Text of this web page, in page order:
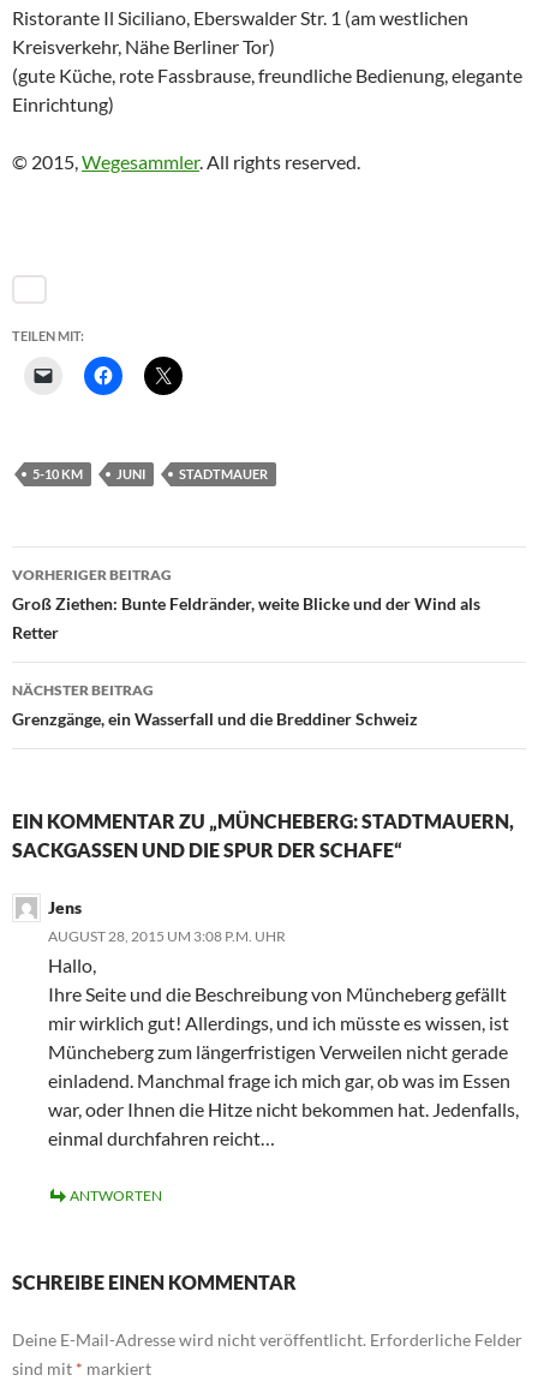
Ristorante Il Siciliano, Eberswalder Str. 1 (am westlichen
Kreisverkehr, Nähe Berliner Tor)
(gute Küche, rote Fassbrause, freundliche Bedienung, elegante
Einrichtung)
© 2015,Wegesammler. All rights reserved.
TEILEN MIT:
5-10 KM JUNI STADTMAUER
Beitragsnavigation
VORHERIGER BEITRAG
Groß Ziethen: Bunte Feldränder, weite Blicke und der Wind als
Retter
NÄCHSTER BEITRAG
Grenzgänge, ein Wasserfall und die Breddiner Schweiz
EIN KOMMENTAR ZU „MÜNCHEBERG: STADTMAUERN,
SACKGASSEN UND DIE SPUR DER SCHAFE“
Jens
AUGUST 28, 2015 UM 3:08 P.M. UHR
Hallo,
Ihre Seite und die Beschreibung von Müncheberg gefällt
mir wirklich gut! Allerdings, und ich müsste es wissen, ist
Müncheberg zum längerfristigen Verweilen nicht gerade
einladend. Manchmal frage ich mich gar, ob was im Essen
war, oder Ihnen die Hitze nicht bekommen hat. Jedenfalls,
einmal durchfahren reicht…
ANTWORTEN
SCHREIBE EINEN KOMMENTAR
Deine E-Mail-Adresse wird nicht veröffentlicht. Erforderliche Felder
sind mit * markiert